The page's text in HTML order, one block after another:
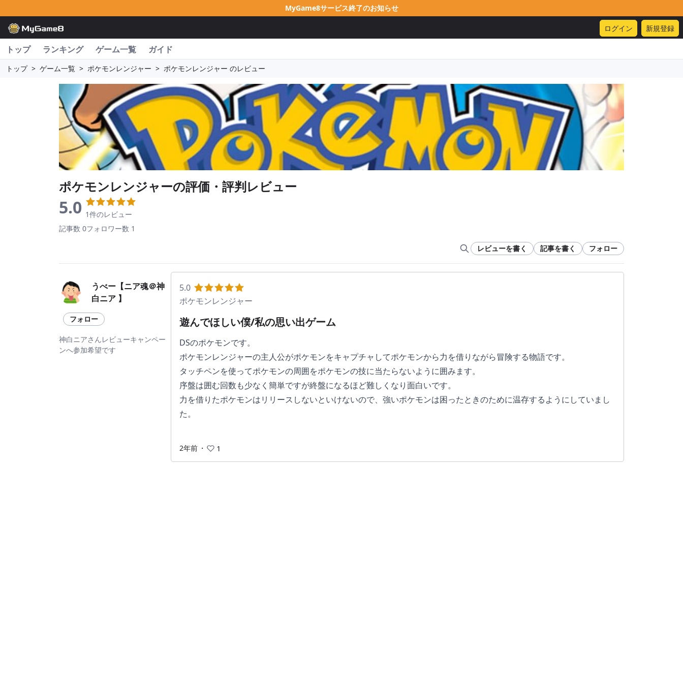
MyGame8サービス終了のお知らせ
ログイン 新規登録
トップ ランキング ゲーム一覧 ガイド
トップ > ゲーム一覧 > ポケモンレンジャー > ポケモンレンジャー のレビュー
ポケモンレンジャーの評価・評判レビュー
5.0 1件のレビュー
記事数 0フォロワー数 1
レビューを書く 記事を書く フォロー
5.0
ポケモンレンジャー
遊んでほしい僕/私の思い出ゲーム
DSのポケモンです。
ポケモンレンジャーの主人公がポケモンをキャプチャしてポケモンから力を借りながら冒険する物語です。
タッチペンを使ってポケモンの周囲をポケモンの技に当たらないように囲みます。
序盤は囲む回数も少なく簡単ですが終盤になるほど難しくなり面白いです。
力を借りたポケモンはリリースしないといけないので、強いポケモンは困ったときのために温存するようにしていまし
た。
2年前 ・ 1
うべー【ニア魂＠神
白ニア 】
フォロー
神白ニアさんレビューキャンペー
ンへ参加希望です